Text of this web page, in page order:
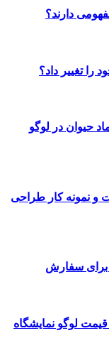
دارند؟
را تغییر داد؟
که از نماد حیوان در لوگو
و نمونه کار طراحی
برای سفارش
لوگو نمایشگاه